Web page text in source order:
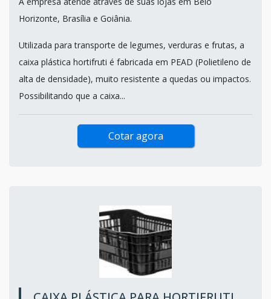
Horizonte, Brasília e Goiânia.
Utilizada para transporte de legumes, verduras e frutas, a
caixa plástica hortifruti é fabricada em PEAD (Polietileno de
alta de densidade), muito resistente a quedas ou impactos.
Possibilitando que a caixa...
Cotar agora